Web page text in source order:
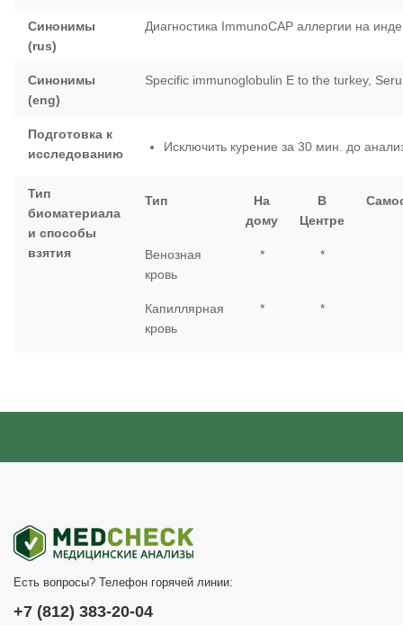
Синонимы
(rus)
Диагностика ImmunoCAP аллергии на
Синонимы
(eng)
Specific immunoglobulin E to the turkey,
Подготовка к
исследованию
Исключить курение за 30 мин. до
Тип
биоматериала
и способы
взятия
Тип
На
дому
В
Центре
Венозная
кровь
* *
Капиллярная
кровь
* *
Есть вопросы? Телефон горячей линии:
+7 (812) 383-20-04